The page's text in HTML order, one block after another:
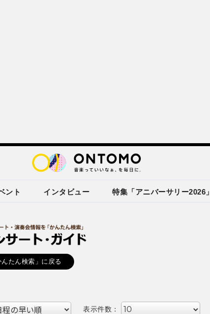
ント インタビュー 特集「アニバーサリー2026」
たん検索」に戻る
表示件数：